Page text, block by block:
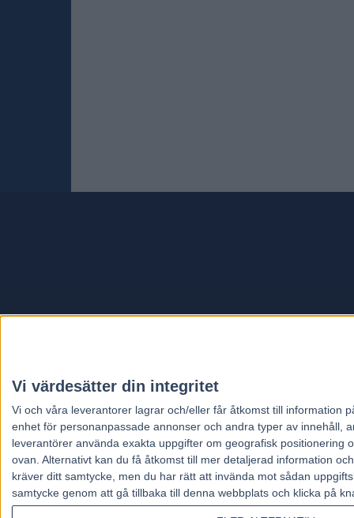
Vi värdesätter din integritet
Vi och våra leverantorer lagrar och/eller får åtkomst till information
enhet för personanpassade annonser och andra typer av innehåll,
leverantörer använda exakta uppgifter om geografisk
ovan. Alternativt kan du få åtkomst till mer detaljerad information
kräver ditt samtycke, men du har rätt att invända mot sådan
samtycke genom att gå tillbaka till denna webbplats och klicka på